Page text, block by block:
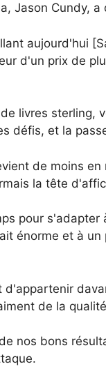
Jason Cundy,
aujourd'hui
d'un prix de
livres
défis, et la
de moins
la tête
pour
énorme et à
de la
nos bons